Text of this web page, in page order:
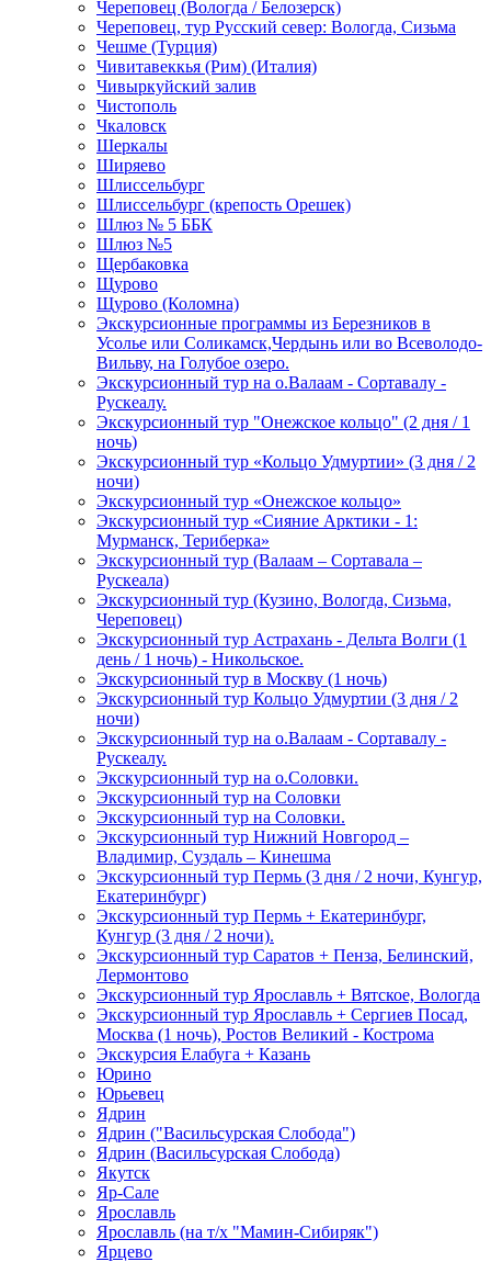
Череповец (Вологда / Белозерск)
Череповец, тур Русский север: Вологда, Сизьма
Чешме (Турция)
Чивитавеккья (Рим) (Италия)
Чивыркуйский залив
Чистополь
Чкаловск
Шеркалы
Ширяево
Шлиссельбург
Шлиссельбург (крепость Орешек)
Шлюз № 5 ББК
Шлюз №5
Щербаковка
Щурово
Щурово (Коломна)
Экскурсионные программы из Березников в
Усолье или Соликамск,Чердынь или во Всеволодо-
Вильву, на Голубое озеро.
Экскурсионный тур на о.Валаам - Сортавалу -
Рускеалу.
Экскурсионный тур "Онежское кольцо" (2 дня / 1
ночь)
Экскурсионный тур «Кольцо Удмуртии» (3 дня / 2
ночи)
Экскурсионный тур «Онежское кольцо»
Экскурсионный тур «Сияние Арктики - 1:
Мурманск, Териберка»
Экскурсионный тур (Валаам – Сортавала –
Рускеала)
Экскурсионный тур (Кузино, Вологда, Сизьма,
Череповец)
Экскурсионный тур Астрахань - Дельта Волги (1
день / 1 ночь) - Никольское.
Экскурсионный тур в Москву (1 ночь)
Экскурсионный тур Кольцо Удмуртии (3 дня / 2
ночи)
Экскурсионный тур на о.Валаам - Сортавалу -
Рускеалу.
Экскурсионный тур на о.Соловки.
Экскурсионный тур на Соловки
Экскурсионный тур на Соловки.
Экскурсионный тур Нижний Новгород –
Владимир, Суздаль – Кинешма
Экскурсионный тур Пермь (3 дня / 2 ночи, Кунгур,
Екатеринбург)
Экскурсионный тур Пермь + Екатеринбург,
Кунгур (3 дня / 2 ночи).
Экскурсионный тур Саратов + Пенза, Белинский,
Лермонтово
Экскурсионный тур Ярославль + Вятское, Вологда
Экскурсионный тур Ярославль + Сергиев Посад,
Москва (1 ночь), Ростов Великий - Кострома
Экскурсия Елабуга + Казань
Юрино
Юрьевец
Ядрин
Ядрин ("Васильсурская Слобода")
Ядрин (Васильсурская Слобода)
Якутск
Яр-Сале
Ярославль
Ярославль (на т/х "Мамин-Сибиряк")
Ярцево